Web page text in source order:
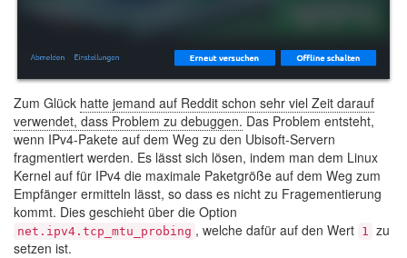
Zum Glück hatte jemand auf Reddit schon sehr viel Zeit darauf
verwendet, dass Problem zu debuggen. Das Problem entsteht,
wenn IPv4-Pakete auf dem Weg zu den Ubisoft-Servern
fragmentiert werden. Es lässt sich lösen, indem man dem Linux
Kernel auf für IPv4 die maximale Paketgröße auf dem Weg zum
Empfänger ermitteln lässt, so dass es nicht zu Fragementierung
kommt. Dies geschieht über die Option
net.ipv4.tcp_mtu_probing , welche dafür auf den Wert 1
zu
setzen ist.